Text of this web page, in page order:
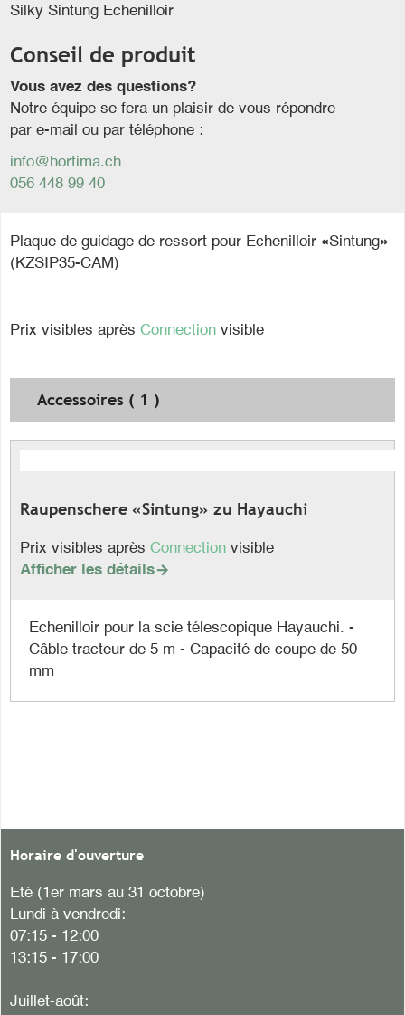
Silky Sintung Echenilloir
Conseil de produit
Vous avez des questions?
Notre équipe se fera un plaisir de vous répondre
par e-mail ou par téléphone :
info@hortima.ch
056 448 99 40
Plaque de guidage de ressort pour Echenilloir «Sintung»
(KZSIP35-CAM)
Prix visibles après Connection visible
Accessoires ( 1 )
Raupenschere «Sintung» zu Hayauchi
Prix visibles après Connection visible
Afficher les détails
Echenilloir pour la scie télescopique Hayauchi. -
Câble tracteur de 5 m - Capacité de coupe de 50
mm
Horaire d'ouverture
Eté (1er mars au 31 octobre)
Lundi à vendredi:
07:15 - 12:00
13:15 - 17:00
Juillet-août: